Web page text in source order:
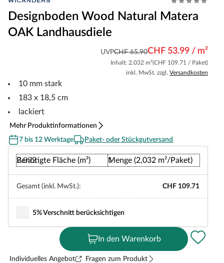
Designboden Wood Natural Matera
OAK Landhausdiele
UVPCHF 65.90CHF 53.99 / m²
Inhalt: 2.032 m²(CHF 109.71 / Paket)
inkl. MwSt. zzgl. Versandkosten
10 mm stark
183 x 18,5 cm
lackiert
Mehr Produktinformationen
7 bis 12 Werktage
Paket- oder Stückgutversand
Benötigte Fläche (m²) Menge (2,032 m²/Paket)
Gesamt (inkl. MwSt.): CHF 109.71
5% Verschnitt berücksichtigen
In den Warenkorb
Individuelles Angebot Fragen zum Produkt